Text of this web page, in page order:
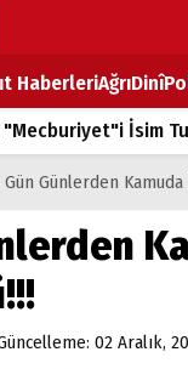
HaberleriAğrıDinî
İsim Tutmuyor: Bu
Fiyatlarına
sırtındaki
BOZ TAHTASI
Gün Günlerden Kamuda
02 Aralık,